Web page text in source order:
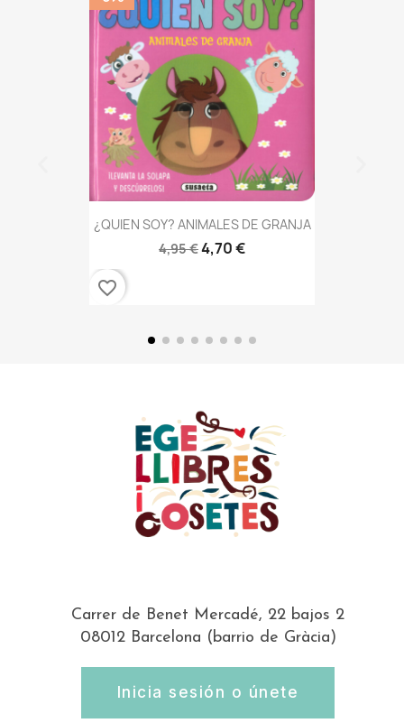
¿QUIEN SOY? ANIMALES DE GRANJA
4,95 €4,70 €
favorite_border
Carrer de Benet Mercadé, 22 bajos 2
08012 Barcelona (barrio de Gràcia)
Inicia sesión o únete